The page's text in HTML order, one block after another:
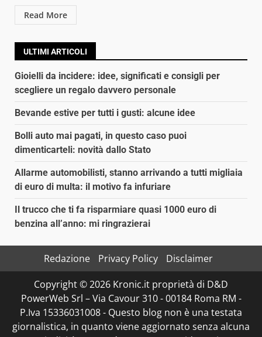
Read More
ULTIMI ARTICOLI
Gioielli da incidere: idee, significati e consigli per
scegliere un regalo davvero personale
Bevande estive per tutti i gusti: alcune idee
Bolli auto mai pagati, in questo caso puoi
dimenticarteli: novità dallo Stato
Allarme automobilisti, stanno arrivando a tutti migliaia
di euro di multa: il motivo fa infuriare
Il trucco che ti fa risparmiare quasi 1000 euro di
benzina all’anno: mi ringrazierai
Redazione Privacy Policy
Disclaimer
Copyright © 2026 Kronic.it proprietà di D&D
PowerWeb Srl – Via Cavour 310 - 00184 Roma RM -
P.Iva 15336031008 - Questo blog non è una testata
giornalistica, in quanto viene aggiornato senza alcuna